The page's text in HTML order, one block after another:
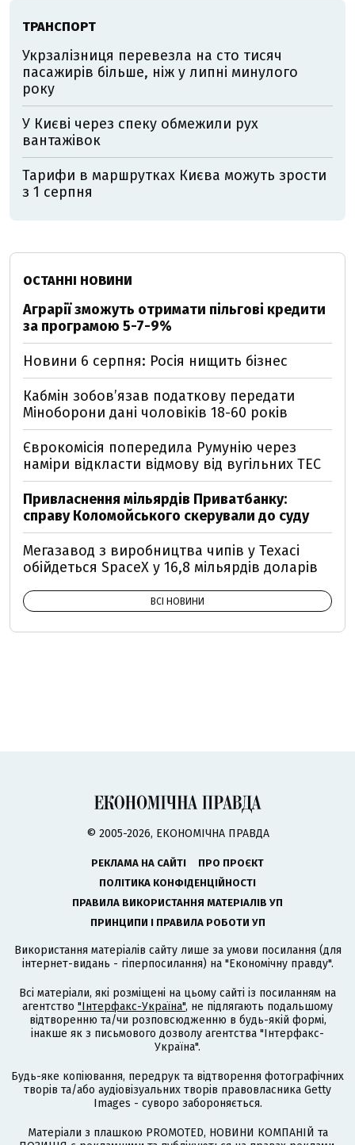
ТРАНСПОРТ
Укрзалізниця перевезла на сто тисяч
пасажирів більше, ніж у липні минулого
року
У Києві через спеку обмежили рух
вантажівок
Тарифи в маршрутках Києва можуть зрости
з 1 серпня
ОСТАННІ НОВИНИ
Аграрії зможуть отримати пільгові кредити
за програмою 5-7-9%
Новини 6 серпня: Росія нищить бізнес
Кабмін зобовʼязав податкову передати
Міноборони дані чоловіків 18-60 років
Єврокомісія попередила Румунію через
наміри відкласти відмову від вугільних ТЕС
Привласнення мільярдів Приватбанку:
справу Коломойського скерували до суду
Мегазавод з виробництва чипів у Техасі
обійдеться SpaceX у 16,8 мільярдів доларів
ВСІ НОВИНИ
© 2005-2026, ЕКОНОМІЧНА ПРАВДА
РЕКЛАМА НА САЙТІ
ПРО ПРОЄКТ
ПОЛІТИКА КОНФІДЕНЦІЙНОСТІ
ПРАВИЛА ВИКОРИСТАННЯ МАТЕРІАЛІВ УП
ПРИНЦИПИ І ПРАВИЛА РОБОТИ УП
Використання матеріалів сайту лише за умови посилання (для
інтернет-видань - гіперпосилання) на "Економічну правду".
Всі матеріали, які розміщені на цьому сайті із посиланням на
агентство "Інтерфакс-Україна", не підлягають подальшому
відтворенню та/чи розповсюдженню в будь-якій формі,
інакше як з письмового дозволу агентства "Інтерфакс-
Україна".
Будь-яке копіювання, передрук та відтворення фотографічних
творів та/або аудіовізуальних творів правовласника Getty
Images - суворо забороняється.
Матеріали з плашкою PROMOTED, НОВИНИ КОМПАНІЙ та